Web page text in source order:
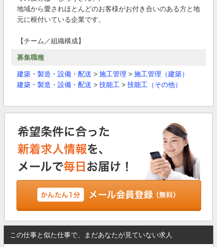
地域から愛されほとんどのお客様がお付き合いのある方と地
元に根付いている企業です。
【チーム／組織構成】
募集職種
建築・製造・設備・配送 > 施工管理 > 施工管理（建築）
建築・製造・設備・配送 > 技能工 > 技能工（その他）
この仕事と似た仕事で、まだあなたが見ていない求人